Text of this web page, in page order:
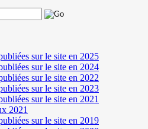
sur le site en 2025
sur le site en 2024
sur le site en 2022
sur le site en 2023
sur le site en 2021
2021
sur le site en 2019